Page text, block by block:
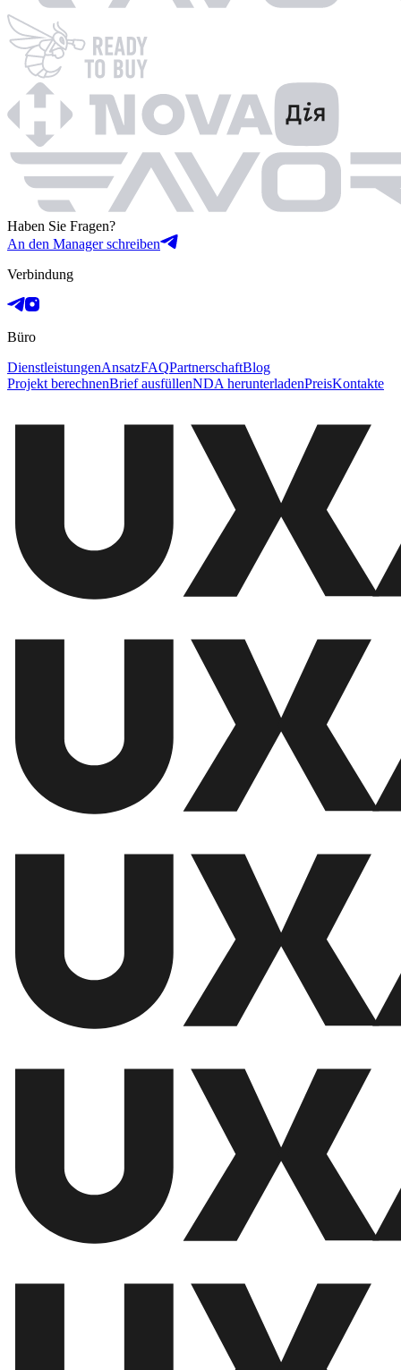
Haben Sie Fragen?
An den Manager schreiben
Verbindung
Büro
DienstleistungenAnsatzFAQPartnerschaftBlog
Projekt berechnenBrief ausfüllenNDA herunterladenPreisKontakte